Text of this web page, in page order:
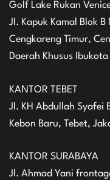
Golf Lake Rukan
Jl. Kapuk Kamal Blok B
Cengkareng Timur,
Daerah Khusus
KANTOR TEBET
Jl. KH Abdullah Syafei
Kebon Baru, Tebet,
KANTOR SURABAYA
Jl. Ahmad Yani frontage